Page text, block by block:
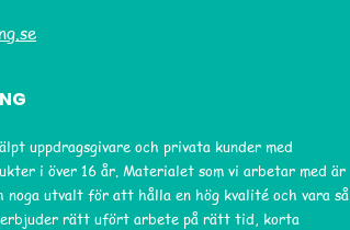
uppdragsgivare och privata kunder med
i över 16 år. Materialet som vi arbetar med är
noga utvalt för att hålla en hög kvalité och vara så
erbjuder rätt ufört arbete på rätt tid, korta